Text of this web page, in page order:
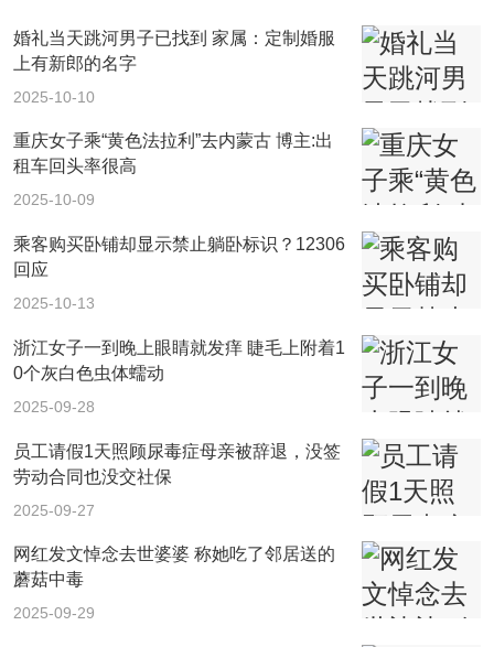
婚礼当天跳河男子已找到 家属：定制婚服
上有新郎的名字
2025-10-10
重庆女子乘“黄色法拉利”去内蒙古 博主:出
租车回头率很高
2025-10-09
乘客购买卧铺却显示禁止躺卧标识？12306
回应
2025-10-13
浙江女子一到晚上眼睛就发痒 睫毛上附着1
0个灰白色虫体蠕动
2025-09-28
员工请假1天照顾尿毒症母亲被辞退，没签
劳动合同也没交社保
2025-09-27
网红发文悼念去世婆婆 称她吃了邻居送的
蘑菇中毒
2025-09-29